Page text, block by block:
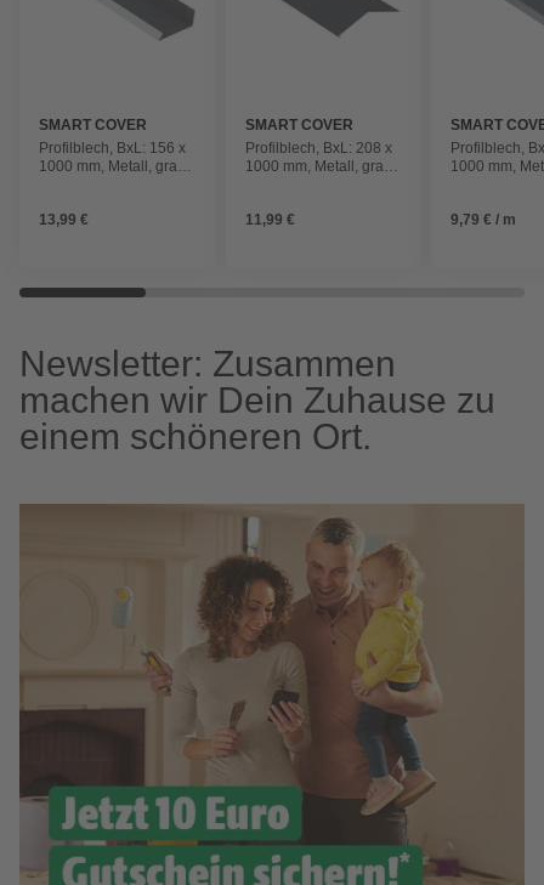
SMART COVER
SOLUTION
Profilblech, BxL: 156 x
1000 mm, Metall, grau
13,99 €
SMART COVER
SOLUTION
Profilblech, BxL: 208 x
1000 mm, Metall, grau
11,99 €
SMART
SOLUTION
Profilblech,
1000 mm,
9,79 € / m
Newsletter: Zusammen
machen wir Dein Zuhause zu
einem schöneren Ort.